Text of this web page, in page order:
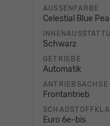
AUSSENFARBE
Celestial Blue
Schwarz
GETRIEBE
Automatik
ANTRIEBSACHSE
Frontantrieb
Euro 6e-bis